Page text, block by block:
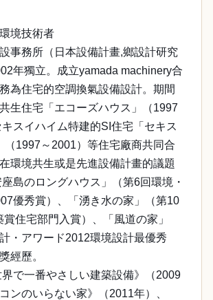
境技術者
事務所（日本設備計畫,鄉設計研究
年獨立。成立yamada machinery合
為住宅的空調換氣設備設計。期間
生住宅「エコーズハウス」（1997
スイハイム特建的SI住宅「セキス
（1997～2001）等住宅廠商共同合
環境共生或是先進設備計畫的議題
島のロングハウス」（第6回環境・
優秀賞）、「湧き水の家」（第10
賞住宅部門入賞）、「風道の家」
計・アワード2012環境設計最優秀
經歷。
で一番やさしい建築設備》（2009
ンのいらない家》（2011年）、